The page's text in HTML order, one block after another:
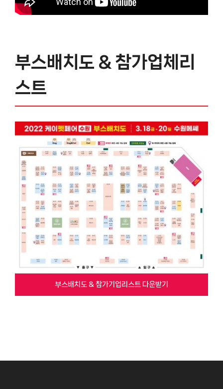
부스배치도 & 참가업체리
스트
부스배치도 & 참가기업리스트 다운받기